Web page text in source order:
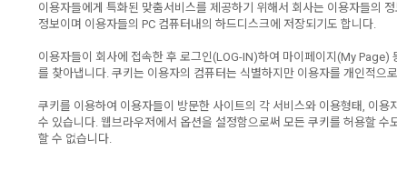
이용자들에게 특화된 맞춤서비스를 제공하기 위해서 회사는 이용자들의
정보이며 이용자들의 PC 컴퓨터내의 하드디스크에 저장되기도 합니다.
이용자들이 회사에 접속한 후 로그인(LOG-IN)하여 마이페이지(My
를 찾아냅니다. 쿠키는 이용자의 컴퓨터는 식별하지만 이용자를 개인적으
쿠키를 이용하여 이용자들이 방문한 사이트의 각 서비스와 이용형태, 이
수 있습니다. 웹브라우저에서 옵션을 설정함으로써 모든 쿠키를 허용할
할 수 없습니다.